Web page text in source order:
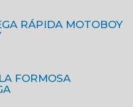
RÁPIDA MOTOBOY
FORMOSA